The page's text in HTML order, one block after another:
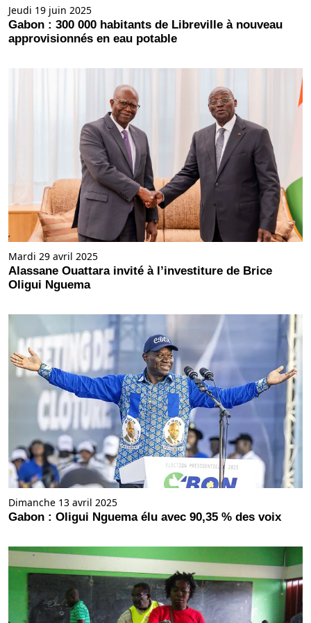
Jeudi 19 juin 2025
Gabon : 300 000 habitants de Libreville à nouveau
approvisionnés en eau potable
Mardi 29 avril 2025
Alassane Ouattara invité à l’investiture de Brice
Oligui Nguema
Dimanche 13 avril 2025
Gabon : Oligui Nguema élu avec 90,35 % des voix